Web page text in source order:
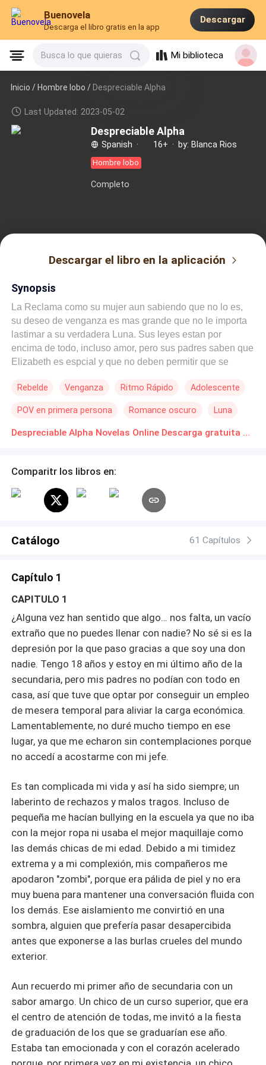
Buenovela
Descarga el libro gratis en la app
Descargar
Busca lo que quieras Mi biblioteca
Inicio /Hombre lobo / Despreciable Alpha
Last Updated: 2023-05-02
Despreciable Alpha
Spanish · 16+ · by: Blanca Rios
Hombre lobo
Completo
Descargar el libro en la aplicación
Synopsis
La Reclama como su mujer aun sabiendo que no lo es,
su deseo de venganza es mas grande que no le importa
lastimar a su verdadera Luna. Sus leyes estan por
encima de todo, incluso amor, pero sus padres saben que
Elizabeth es espcial y que no deben permitir que se
pero el amor por Damián Danworth hará que Liz, vaya en
mismo el alpha que todos odian incluyendo su propia
familia?
Rebelde Venganza Ritmo Rápido Adolescente
POV en primera persona Romance oscuro Luna
Despreciable Alpha Novelas Online Descarga gratuita de PDF
Comparitr los libros en:
Catálogo 61 Capítulos
Capítulo 1
CAPITULO 1
¿Alguna vez han sentido que algo… nos falta, un vacío
extraño que no puedes llenar con nadie? No sé si es la
depresión por la que paso gracias a que soy una don
nadie. Tengo 18 años y estoy en mi último año de la
secundaria, pero mis padres no podían con todo en
casa, así que tuve que optar por conseguir un empleo
de mesera temporal para aliviar la carga económica.
Lamentablemente, no duré mucho tiempo en ese
lugar, ya que me echaron sin contemplaciones porque
no accedí a acostarme con mi jefe.
Es tan complicada mi vida y así ha sido siempre; un
laberinto de rechazos y malos tragos. Incluso de
pequeña me hacían bullying en la escuela ya que no iba
con la mejor ropa ni usaba el mejor maquillaje como
las demás chicas de mi edad. Debido a mi timidez
extrema y a mi complexión, mis compañeros me
apodaron "zombi", porque era pálida de piel y no era
muy buena para mantener una conversación fluida con
los demás. Ese aislamiento me convirtió en una
sombra, alguien que prefería pasar desapercibida
antes que exponerse a las burlas crueles del mundo
exterior.
Aun recuerdo mi primer año de secundaria con un
sabor amargo. Un chico de un curso superior, que era
el centro de atención de todas, me invitó a la fiesta
de graduación de los que se graduarían ese año.
Estaba tan emocionada y con el corazón acelerado